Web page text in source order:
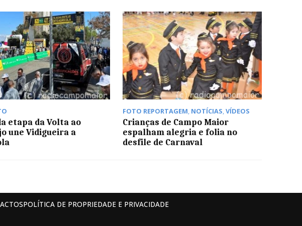
etapa da Volta ao
une Vidigueira a
FOTO REPORTAGEM, NOTÍCIAS,VÍDEOS
Crianças de Campo Maior
espalham alegria e folia no
desfile de Carnaval
POLÍTICA DE PROPRIEDADE E PRIVACIDADE